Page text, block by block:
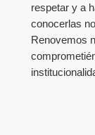
respetar y a
conocerlas
Renovemos